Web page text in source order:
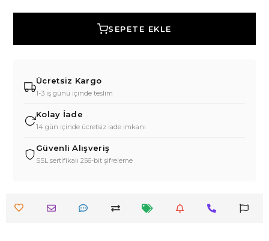
SEPETE EKLE
Ücretsiz Kargo
1-3 iş günü içinde teslim
Kolay İade
14 gün içinde ücretsiz iade imkanı
Güvenli Alışveriş
SSL sertifikalı 256-bit şifreleme